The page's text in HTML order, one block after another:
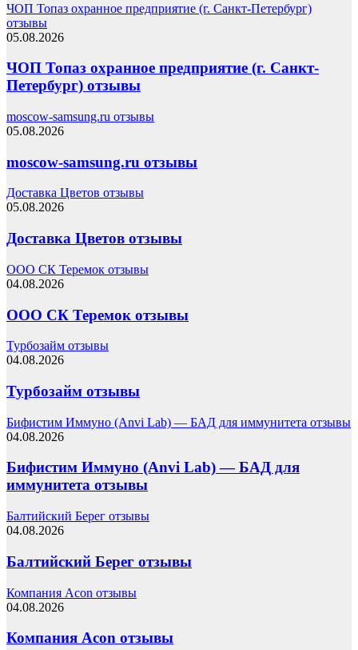
ЧОП Топаз охранное предприятие (г. Санкт-Петербург)
отзывы
05.08.2026
ЧОП Топаз охранное предприятие (г. Санкт-
Петербург) отзывы
moscow-samsung.ru отзывы
05.08.2026
moscow-samsung.ru отзывы
Доставка Цветов отзывы
05.08.2026
Доставка Цветов отзывы
ООО СК Теремок отзывы
04.08.2026
ООО СК Теремок отзывы
Турбозайм отзывы
04.08.2026
Турбозайм отзывы
Бифистим Иммуно (Anvi Lab) — БАД для иммунитета отзывы
04.08.2026
Бифистим Иммуно (Anvi Lab) — БАД для
иммунитета отзывы
Балтийский Берег отзывы
04.08.2026
Балтийский Берег отзывы
Компания Acon отзывы
04.08.2026
Компания Acon отзывы